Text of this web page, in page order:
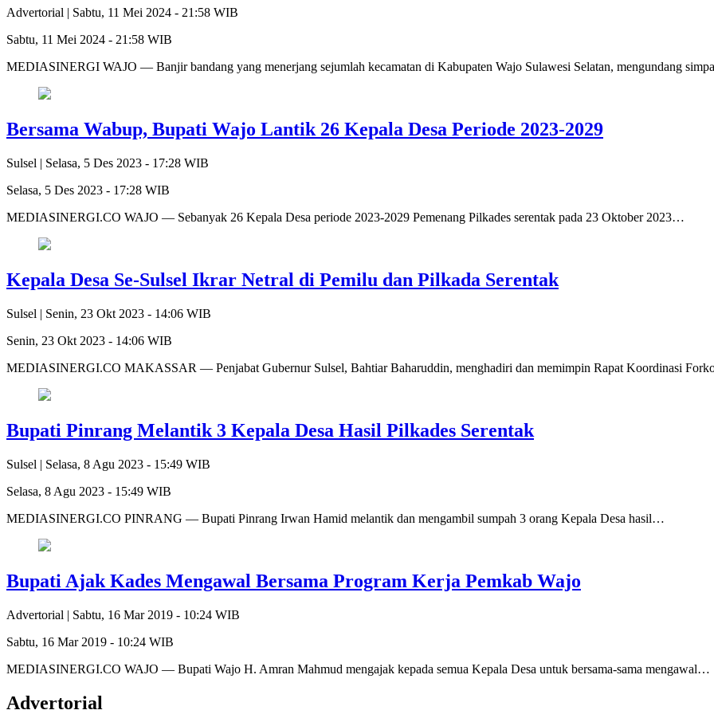
Advertorial | Sabtu, 11 Mei 2024 - 21:58 WIB
Sabtu, 11 Mei 2024 - 21:58 WIB
MEDIASINERGI WAJO — Banjir bandang yang menerjang sejumlah kecamatan di Kabupaten Wajo Sulawesi Selatan, mengundang
Bersama Wabup, Bupati Wajo Lantik 26 Kepala Desa Periode 2023-2029
Sulsel | Selasa, 5 Des 2023 - 17:28 WIB
Selasa, 5 Des 2023 - 17:28 WIB
MEDIASINERGI.CO WAJO — Sebanyak 26 Kepala Desa periode 2023-2029 Pemenang Pilkades serentak pada 23 Oktober 2023…
Kepala Desa Se-Sulsel Ikrar Netral di Pemilu dan Pilkada Serentak
Sulsel | Senin, 23 Okt 2023 - 14:06 WIB
Senin, 23 Okt 2023 - 14:06 WIB
MEDIASINERGI.CO MAKASSAR — Penjabat Gubernur Sulsel, Bahtiar Baharuddin, menghadiri dan memimpin Rapat Koordinasi
Bupati Pinrang Melantik 3 Kepala Desa Hasil Pilkades Serentak
Sulsel | Selasa, 8 Agu 2023 - 15:49 WIB
Selasa, 8 Agu 2023 - 15:49 WIB
MEDIASINERGI.CO PINRANG — Bupati Pinrang Irwan Hamid melantik dan mengambil sumpah 3 orang Kepala Desa hasil…
Bupati Ajak Kades Mengawal Bersama Program Kerja Pemkab Wajo
Advertorial | Sabtu, 16 Mar 2019 - 10:24 WIB
Sabtu, 16 Mar 2019 - 10:24 WIB
MEDIASINERGI.CO WAJO — Bupati Wajo H. Amran Mahmud mengajak kepada semua Kepala Desa untuk bersama-sama mengawal…
Advertorial